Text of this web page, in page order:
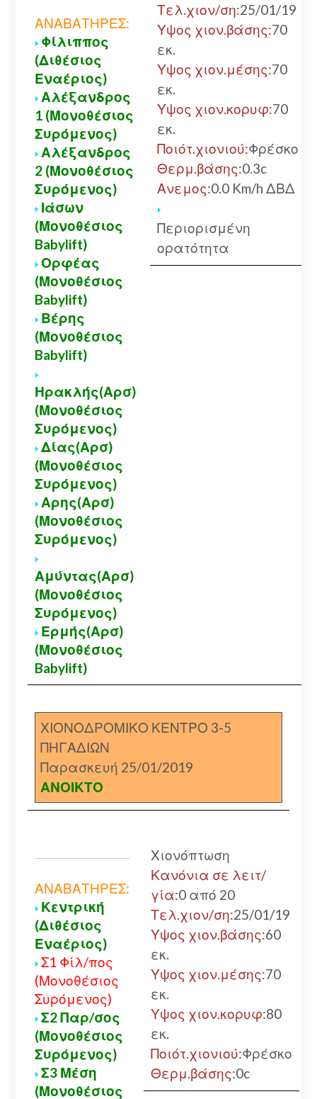
ΑΝΑΒΑΤΗΡΕΣ:
Φίλιππος
(Διθέσιος
Εναέριος)
Αλέξανδρος
1 (Μονοθέσιος
Συρόμενος)
Αλέξανδρος
2 (Μονοθέσιος
Συρόμενος)
Ιάσων
(Μονοθέσιος
Babylift)
Ορφέας
(Μονοθέσιος
Babylift)
Βέρης
(Μονοθέσιος
Babylift)
Ηρακλής(Αρσ)
(Μονοθέσιος
Συρόμενος)
Δίας(Αρσ)
(Μονοθέσιος
Συρόμενος)
Αρης(Αρσ)
(Μονοθέσιος
Συρόμενος)
Αμύντας(Αρσ)
(Μονοθέσιος
Συρόμενος)
Ερμής(Αρσ)
(Μονοθέσιος
Babylift)
Τελ.χιον/ση:25/01/19
Υψος χιον.βάσης:70
εκ.
Υψος χιον.μέσης:70
εκ.
Υψος χιον.κορυφ:70
εκ.
Ποιότ.χιονιού:Φρέσκο
Θερμ.βάσης:0.3c
Ανεμος:0.0 Km/h ΔΒΔ
Περιορισμένη
ορατότητα
ΧΙΟΝΟΔΡΟΜΙΚΟ ΚΕΝΤΡΟ 3-5
ΠΗΓΑΔΙΩΝ
Παρασκευή 25/01/2019
ΑΝΟΙΚΤΟ
ΑΝΑΒΑΤΗΡΕΣ:
Κεντρική
(Διθέσιος
Εναέριος)
Σ1 Φίλ/πος
(Μονοθέσιος
Συρόμενος)
Σ2 Παρ/σος
(Μονοθέσιος
Συρόμενος)
Σ3 Μέση
(Μονοθέσιος
Χιονόπτωση
Κανόνια σε λειτ/
γία:0 από 20
Τελ.χιον/ση:25/01/19
Υψος χιον.βάσης:60
εκ.
Υψος χιον.μέσης:70
εκ.
Υψος χιον.κορυφ:80
εκ.
Ποιότ.χιονιού:Φρέσκο
Θερμ.βάσης:0c